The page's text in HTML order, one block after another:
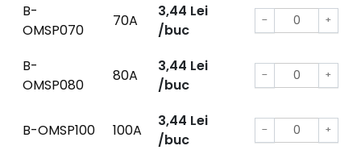
B-
OMSP070
70A
3,44 Lei
/buc
− +
B-
OMSP080
80A
3,44 Lei
/buc
− +
B-OMSP100 100A
3,44 Lei
/buc
− +